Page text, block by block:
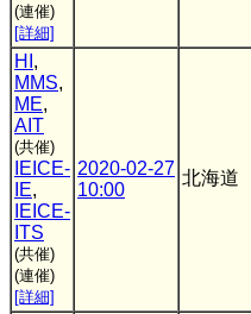
(連催)
[詳細]
HI ,
MMS,
ME,
AIT
(共催)
IEICE-
IE,
IEICE-
ITS
(共催)
(連催)
[詳細]
2020-02-27
10:00
北海道